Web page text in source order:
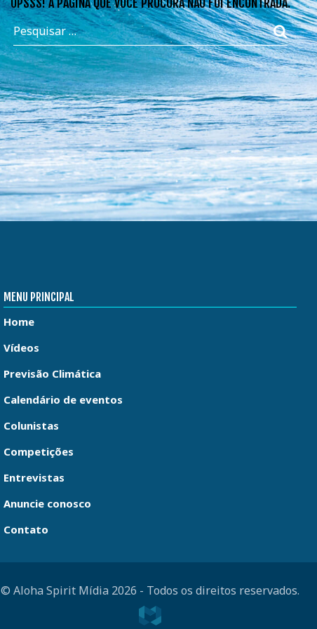
MENU PRINCIPAL
Home
Vídeos
Previsão Climática
Calendário de eventos
Colunistas
Competições
Entrevistas
Anuncie conosco
Contato
© Aloha Spirit Mídia 2026 - Todos os direitos reservados.